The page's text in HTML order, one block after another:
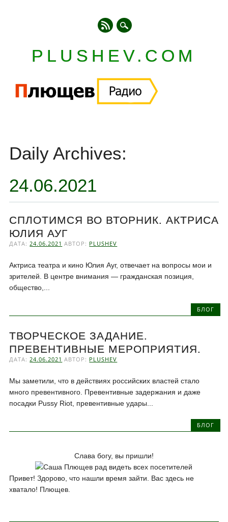
PLUSHEV.COM
content
Daily Archives:
24.06.2021
СПЛОТИМСЯ ВО ВТОРНИК. АКТРИСА
ЮЛИЯ АУГ
ДАТА:24.06.2021 АВТОР: PLUSHEV
Актриса театра и кино Юлия Ауг, отвечает на вопросы мои и
зрителей. В центре внимания — гражданская позиция,
общество,...
БЛОГ
ТВОРЧЕСКОЕ ЗАДАНИЕ.
ПРЕВЕНТИВНЫЕ МЕРОПРИЯТИЯ.
ДАТА:24.06.2021 АВТОР: PLUSHEV
Мы заметили, что в действиях российских властей стало
много превентивного. Превентивные задержания и даже
посадки Pussy Riot, превентивные удары...
БЛОГ
Слава богу, вы пришли!
Привет! Здорово, что нашли время зайти. Вас здесь не
хватало! Плющев.